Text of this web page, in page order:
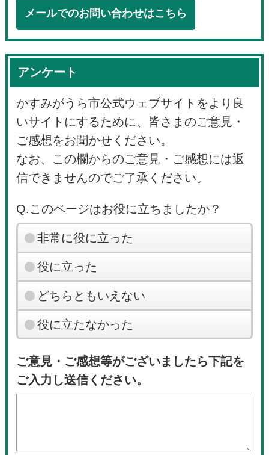
メールでのお問い合わせはこちら
アンケート
かすみがうら市公式ウェブサイトをより良
いサイトにするために、皆さまのご意見・
ご感想をお聞かせください。
なお、この欄からのご意見・ご感想には返
信できませんのでご了承ください。
Q.このページはお役に立ちましたか？
非常に役に立った
役に立った
どちらともいえない
役に立たなかった
ご意見・ご感想等がございましたら下記を
ご入力し送信ください。